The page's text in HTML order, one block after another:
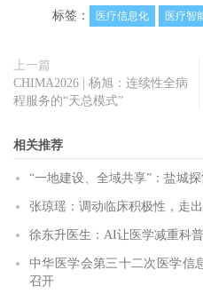
标签： 医疗信息化 医疗智
上一篇
CHIMA2026 | 杨旭：连续性全病
程服务的“天总模式”
相关推荐
“一地建设、全域共享”：盐城
张琼瑶：调动临床积极性，走
徐东升医生：AI让医学减重科
中华医学会第三十二次医学信
召开